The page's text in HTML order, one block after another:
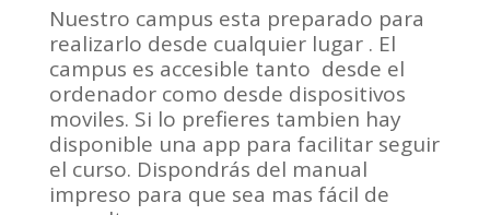
Nuestro campus esta preparado para
realizarlo desde cualquier lugar . El
campus es accesible tanto desde el
ordenador como desde dispositivos
moviles. Si lo prefieres tambien hay
disponible una app para facilitar seguir
el curso. Dispondrás del manual
impreso para que sea mas fácil de